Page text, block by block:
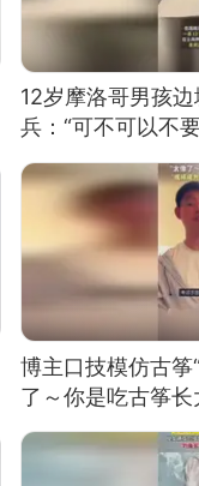
12岁摩洛哥男孩
兵：“可不可以不
博主口技模仿古筝
了～你是吃古筝长
位考级不带古筝
日电讯）